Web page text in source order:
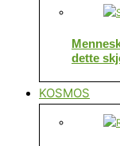
dette
KOSMOS